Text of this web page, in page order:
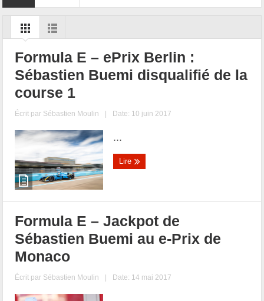
Formula E – ePrix Berlin :
Sébastien Buemi disqualifié de la
course 1
Écrit par Sébastien Moulin | Date: 10 juin 2017
...
Lire
Formula E – Jackpot de
Sébastien Buemi au e-Prix de
Monaco
Écrit par Sébastien Moulin | Date: 14 mai 2017